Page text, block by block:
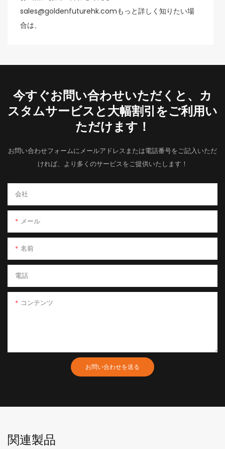
sales@goldenfuturehk.comもっと詳しく知りたい場
合は、
今すぐお問い合わせいただくと、カ
スタムサービスと大幅割引をご利用い
ただけます！
お問い合わせフォームにメールアドレスまたは電話番号をご記入いただ
ければ、より多くのサービスをご提供いたします！
会社
メール
名前
電話
コンテンツ
お問い合わせを送る
関連製品